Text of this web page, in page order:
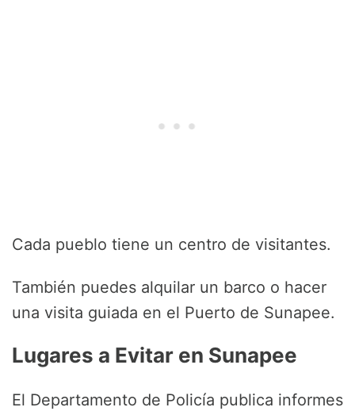
Cada pueblo tiene un centro de visitantes.
También puedes alquilar un barco o hacer
una visita guiada en el Puerto de Sunapee.
Lugares a Evitar en Sunapee
El Departamento de Policía publica informes